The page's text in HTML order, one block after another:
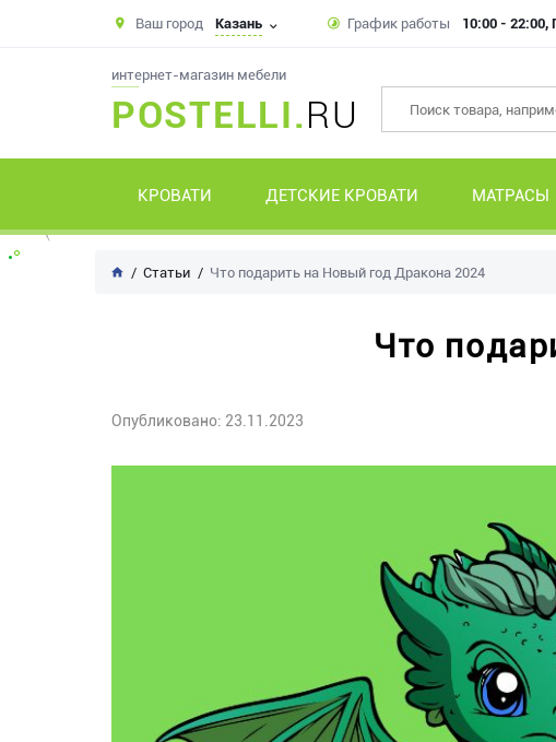
Ваш город Казань График работы 10:00 - 22:00,
интернет-магазин мебели
POSTELLI.RU
КРОВАТИ ДЕТСКИЕ КРОВАТИ МАТРАСЫ
Статьи Что подарить на Новый год Дракона 2024
Что
Опубликовано: 23.11.2023